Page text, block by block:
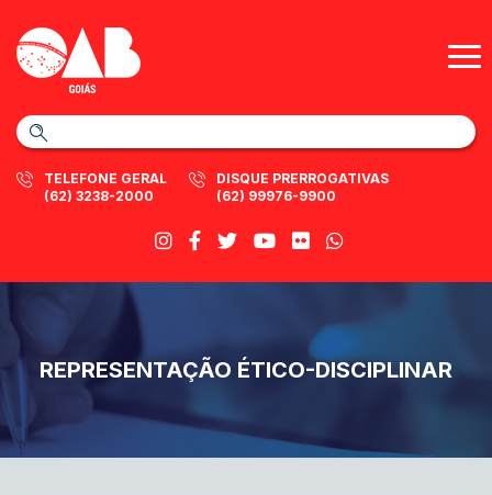
TELEFONE GERAL
(62) 3238-2000
DISQUE PRERROGATIVAS
(62) 99976-9900
REPRESENTAÇÃO ÉTICO-DISCIPLINAR